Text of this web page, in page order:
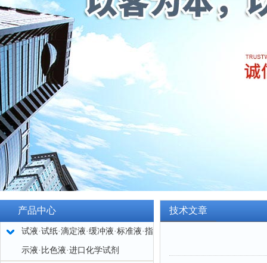
产品中心
试液·试纸·滴定液·缓冲液·标准液·指
示液·比色液·进口化学试剂
技术文章